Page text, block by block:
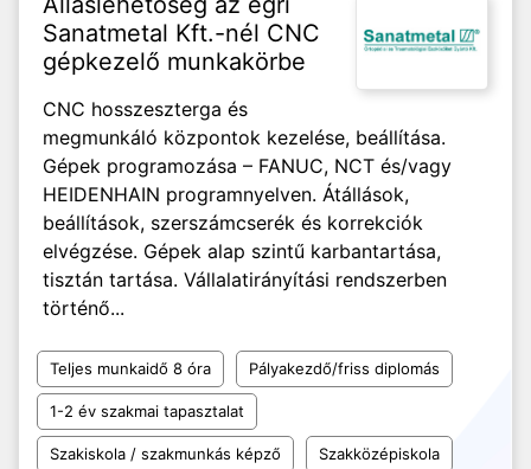
Sanatmetal Kft.-nél CNC
gépkezelő munkakörbe
CNC hosszeszterga és
megmunkáló központok kezelése, beállítása.
Gépek programozása – FANUC, NCT és/vagy
HEIDENHAIN programnyelven. Átállások,
beállítások, szerszámcserék és korrekciók
elvégzése. Gépek alap szintű karbantartása,
tisztán tartása. Vállalatirányítási rendszerben
történő...
Teljes munkaidő 8 óra Pályakezdő/friss diplomás
1-2 év szakmai tapasztalat
Szakiskola / szakmunkás képző Szakközépiskola